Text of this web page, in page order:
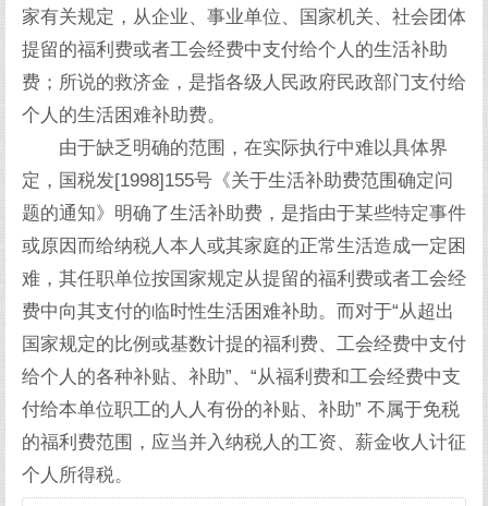
家有关规定，从企业、事业单位、国家机关、社会团体
提留的福利费或者工会经费中支付给个人的生活补助
费；所说的救济金，是指各级人民政府民政部门支付给
个人的生活困难补助费。
由于缺乏明确的范围，在实际执行中难以具体界
定，国税发[1998]155号《关于生活补助费范围确定问
题的通知》明确了生活补助费，是指由于某些特定事件
或原因而给纳税人本人或其家庭的正常生活造成一定困
难，其任职单位按国家规定从提留的福利费或者工会经
费中向其支付的临时性生活困难补助。而对于“从超出
国家规定的比例或基数计提的福利费、工会经费中支付
给个人的各种补贴、补助”、“从福利费和工会经费中支
付给本单位职工的人人有份的补贴、补助” 不属于免税
的福利费范围，应当并入纳税人的工资、薪金收人计征
个人所得税。